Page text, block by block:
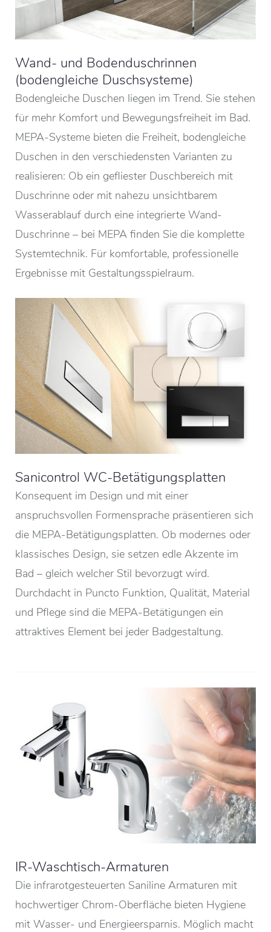
Wand- und Bodenduschrinnen
(bodengleiche Duschsysteme)
Bodengleiche Duschen liegen im Trend. Sie stehen
für mehr Komfort und Bewegungsfreiheit im Bad.
MEPA-Systeme bieten die Freiheit, ­bodengleiche
Duschen in den verschiedensten Varianten zu
reali­sieren: Ob ein gefliester Duschbereich mit
Duschrinne oder mit nahezu unsichtbarem
Wasserablauf durch eine integrierte Wand-
Duschrinne – bei MEPA finden Sie die komplette
Systemtechnik. Für komfortable, professionelle
Ergebnisse mit Gestaltungsspielraum.
Sanicontrol WC-Betätigungsplatten
Konsequent im Design und mit einer
anspruchsvollen Formensprache präsentieren sich
die MEPA-Betätigungsplatten. Ob modernes oder
klassisches Design, sie setzen edle Akzente im
Bad – gleich welcher Stil bevorzugt wird.
Durchdacht in Puncto Funktion, Qualität, Material
und Pflege sind die MEPA-Betätigungen ein
attraktives Element bei jeder Badgestaltung.
IR-Waschtisch-Armaturen
Die infrarotgesteuerten Saniline Armaturen mit
hochwertiger Chrom-Oberfläche bieten Hygiene
mit Wasser- und Energieersparnis. Möglich macht